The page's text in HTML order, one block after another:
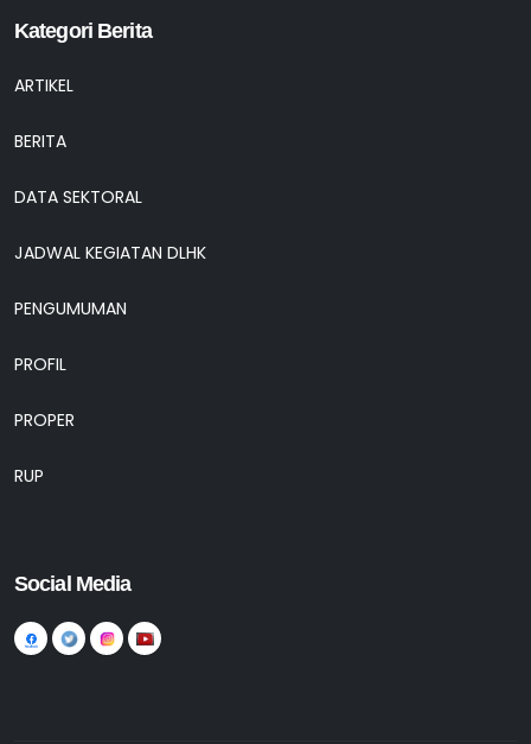
Kategori Berita
ARTIKEL
BERITA
DATA SEKTORAL
JADWAL KEGIATAN DLHK
PENGUMUMAN
PROFIL
PROPER
RUP
Social Media